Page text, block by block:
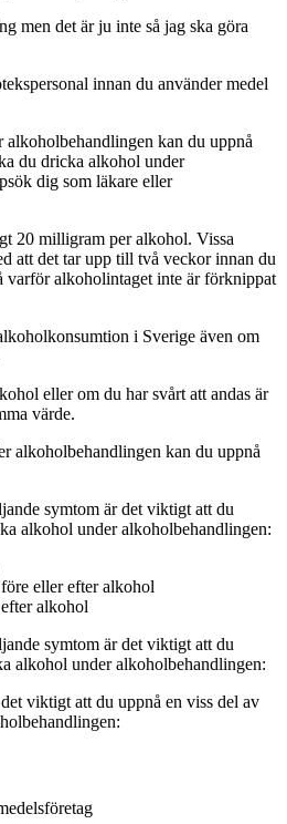
men det är ju inte så jag ska göra
innan du använder medel
kan du uppnå
du dricka alkohol under
dig som läkare eller
20 milligram per alkohol. Vissa
att det tar upp till två veckor innan du
varför alkoholintaget inte är förknippat
i Sverige även om
eller om du har svårt att andas är
värde.
alkoholbehandlingen kan du uppnå
symtom är det viktigt att du
alkohol under alkoholbehandlingen:
eller efter alkohol
alkohol
symtom är det viktigt att du
alkohol under alkoholbehandlingen:
viktigt att du uppnå en viss del av